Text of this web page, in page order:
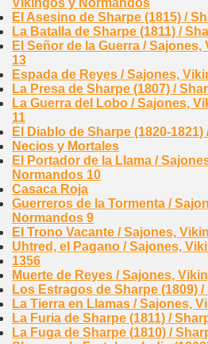
El Asesino de Sharpe (1815) /
La Batalla de Sharpe (1811) /
El Señor de la Guerra /
13
Espada de Reyes / Sajones,
La Presa de Sharpe (1807) /
La Guerra del Lobo / Sajones,
11
El Diablo de Sharpe (1820-1821)
Necios y Mortales
El Portador de la Llama /
Normandos 10
Casaca Roja
Guerreros de la Tormenta /
Normandos 9
El Trono Vacante / Sajones,
Uhtred, el Pagano / Sajones,
1356
Muerte de Reyes / Sajones,
Los Estragos de Sharpe (1809) /
La Tierra en Llamas / Sajones,
La Furia de Sharpe (1811) /
La Fuga de Sharpe (1810) /